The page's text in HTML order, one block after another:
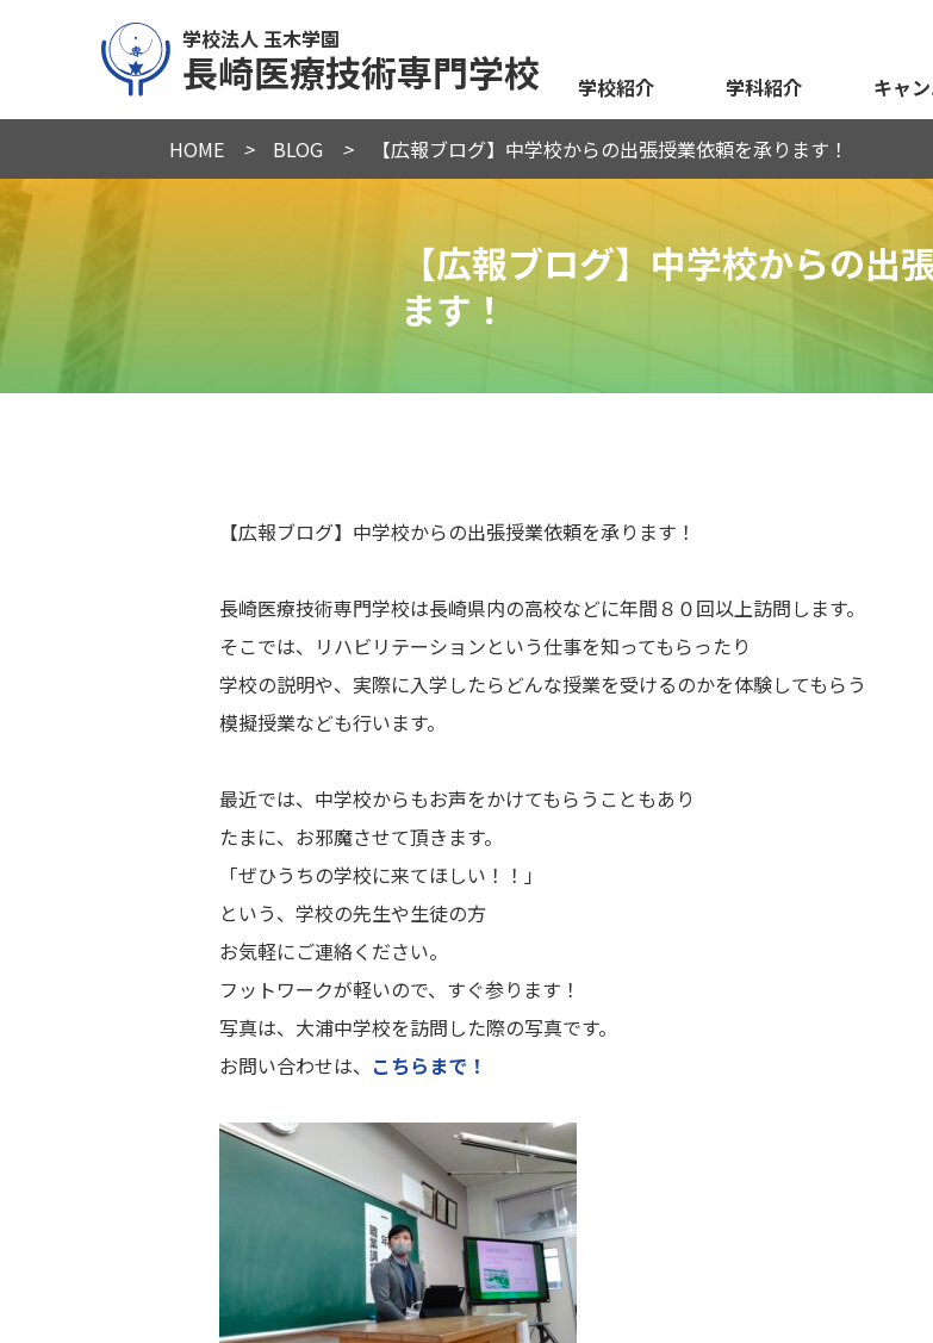
学校法人 玉木学園
長崎医療技術専門学校 学校紹介 学科紹介 キャ
【広報ブログ】中学校からの出
ます！
HOME > BLOG > 【広報ブログ】中学校からの出張授業依頼を承ります！
【広報ブログ】中学校からの出張授業依頼を承ります！
長崎医療技術専門学校は長崎県内の高校などに年間８０回以上訪問します。
そこでは、リハビリテーションという仕事を知ってもらったり
学校の説明や、実際に入学したらどんな授業を受けるのかを体験してもらう
模擬授業なども行います。
最近では、中学校からもお声をかけてもらうこともあり
たまに、お邪魔させて頂きます。
「ぜひうちの学校に来てほしい！！」
という、学校の先生や生徒の方
お気軽にご連絡ください。
フットワークが軽いので、すぐ参ります！
写真は、大浦中学校を訪問した際の写真です。
お問い合わせは、 こちらまで！